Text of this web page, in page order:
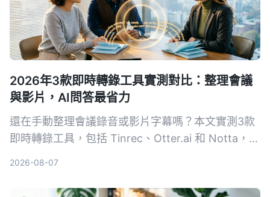
2026年3款即時轉錄工具實測對比：整理會議
與影片，AI問答最省力
還在手動整理會議錄音或影片字幕嗎？本文實測3款
即時轉錄工具，包括 Tinrec、Otter.ai 和 Notta，從
2026-08-07